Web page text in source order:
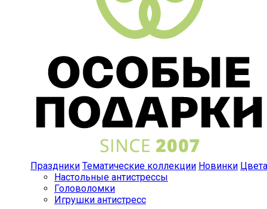
Праздники Тематические коллекции Новинки Цвета
Настольные антистрессы
Головоломки
Игрушки антистресс